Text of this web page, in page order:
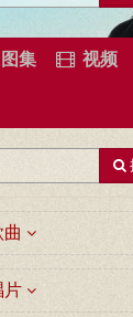
图集 视频
片